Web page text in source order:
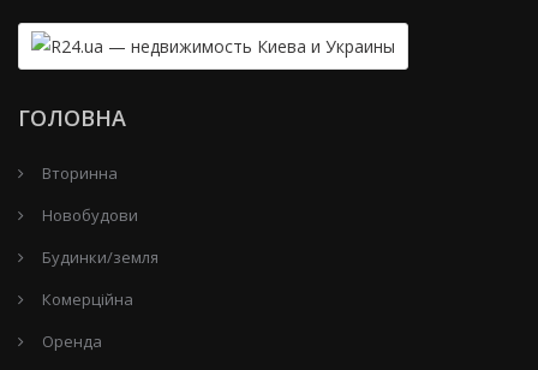
ГОЛОВНА
Вторинна
Новобудови
Будинки/земля
Комерційна
Оренда